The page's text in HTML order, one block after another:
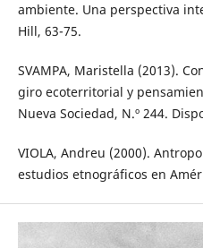
ambiente. Una perspectiva
Hill, 63-75.
SVAMPA, Maristella (2013).
giro ecoterritorial y
Nueva Sociedad, N.º 244.
VIOLA, Andreu (2000).
estudios etnográficos en